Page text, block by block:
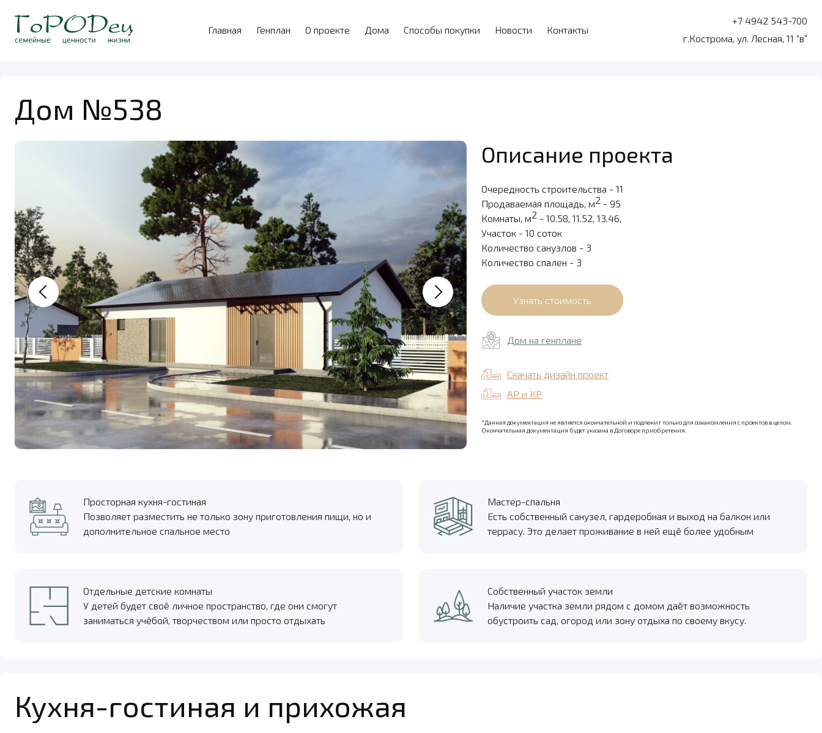
Главная Генплан О проекте Дома Способы покупки Новости Контакты
+7 4942 543-700
г.Кострома, ул. Лесная, 11 “в”
Дом №538
Описание проекта
Очередность строительства - 11
Продаваемая площадь, м2- 95
Комнаты, м2- 10.58, 11.52, 13.46,
Участок - 10 соток
Количество санузлов - 3
Количество спален - 3
Дом на генплане
Скачать дизайн проект
АР и КР
*Данная документация не является окончательной и подлежит только для ознакомления с проектов в целом.
Окончательная документация будет указана в Договоре приобретения.
Просторная кухня-гостиная
Позволяет разместить не только зону приготовления пищи, но и
дополнительное спальное место
Мастер-спальня
Есть собственный санузел, гардеробная и выход на балкон или
террасу. Это делает проживание в ней ещё более удобным
Отдельные детские комнаты
У детей будет своё личное пространство, где они смогут
заниматься учёбой, творчеством или просто отдыхать
Собственный участок земли
Наличие участка земли рядом с домом даёт возможность
обустроить сад, огород или зону отдыха по своему вкусу.
Кухня-гостиная и прихожая